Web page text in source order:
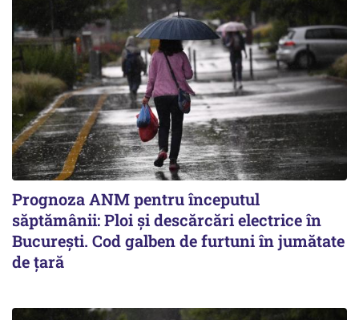
Prognoza ANM pentru începutul
săptămânii: Ploi și descărcări electrice în
București. Cod galben de furtuni în jumătate
de țară